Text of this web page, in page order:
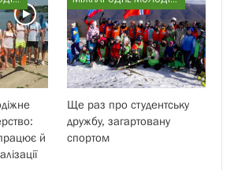
й
Ще раз про студентську
дружбу, загартовану
спортом